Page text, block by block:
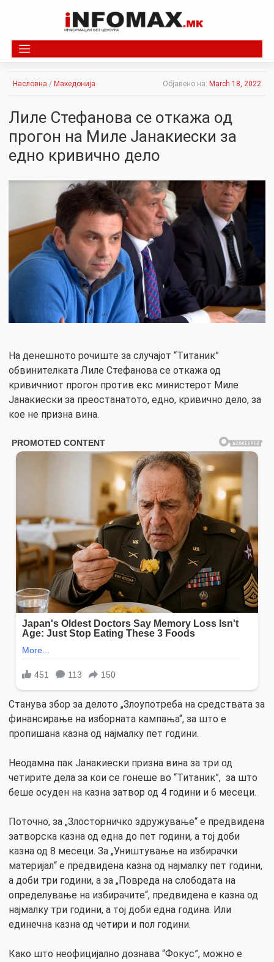
Насловна / Македонија Објавено на: March 18, 2022
Лиле Стефанова се откажа од
прогон на Миле Јанакиески за
едно кривично дело
На денешното рочиште за случајот “Титаник”
обвинителката Лиле Стефанова се откажа од
кривичниот прогон против екс министерот Миле
Јанакиески за преостанатото, едно, кривично дело, за
кое не призна вина.
Станува збор за делото „Злоупотреба на средствата за
финансирање на изборната кампања“, за што е
пропишана казна од најмалку пет години.
Неодамна пак Јанакиески призна вина за три од
четирите дела за кои се гонеше во “Титаник”, за што
беше осуден на казна затвор од 4 години и 6 месеци.
Поточно, за „Злосторничко здружување“ е предвидена
затворска казна од една до пет години, а тој доби
казна од 8 месеци. За „Уништување на избирачки
материјал“ е предвидена казна од најмалку пет години,
а доби три години, а за „Повреда на слободата на
определување на избирачите“, предвидена е казна од
најмалку три години, а тој доби една година. Или
единечна казна од четири и пол години.
Како што неофицијално дознава “Фокус”, можно е